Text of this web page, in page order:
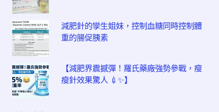
減肥針的孿生姐妹，控制血糖同時控制體
重的腸促胰素
【減肥界震撼彈！羅氏藥廠強勢參戰，瘦
瘦針效果驚人 💉✨】